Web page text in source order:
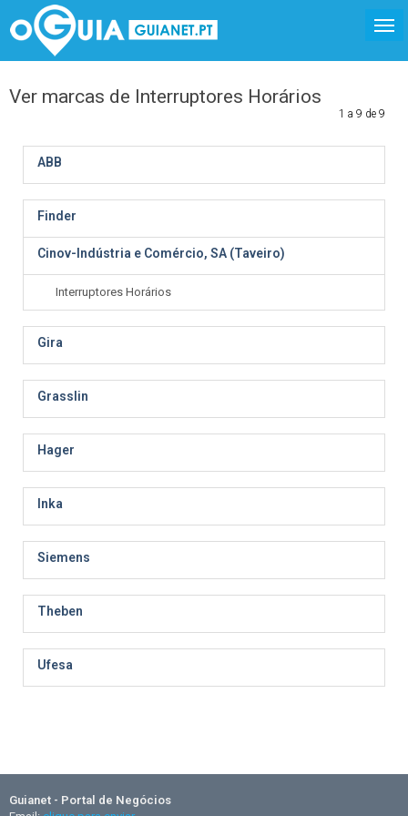
Ver marcas de Interruptores Horários
1 a 9 de 9
ABB
Finder
Cinov-Indústria e Comércio, SA (Taveiro)
Interruptores Horários
Gira
Grasslin
Hager
Inka
Siemens
Theben
Ufesa
Guianet - Portal de Negócios